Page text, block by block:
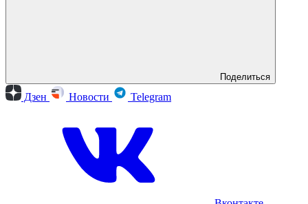
Поделиться
Дзен Новости Telegram